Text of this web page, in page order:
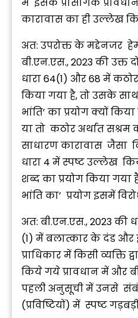
में इसके प्रासंगिक
कारावास का ही उल्लेख
अत: उपरोक्त के मद्देनजर
बी.एन.एस., 2023 की उक्त
धारा 64(1) और 68 में
किया गया है, तो उसके
भांति’ का प्रयोग क्यों
या तो कठोर अर्थात सश्रम
साधारण कारावास जैसा
धारा 4 में स्पष्ट उल्लेख
शब्द का प्रयोग किया गया
भांति का’ प्रयोग इसमें
अत: बी.एन.एस., 2023 की
(1) में बलात्कार के दंड और
प्राधिकार में किसी व्यक्ति
किये गये प्रावधान में और
पहली अनुसूची में उनसे
(प्रविष्टियों) में स्पष्ट